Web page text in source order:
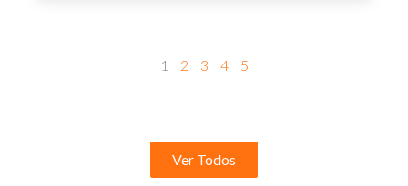
1 2 3 4 5
Ver Todos